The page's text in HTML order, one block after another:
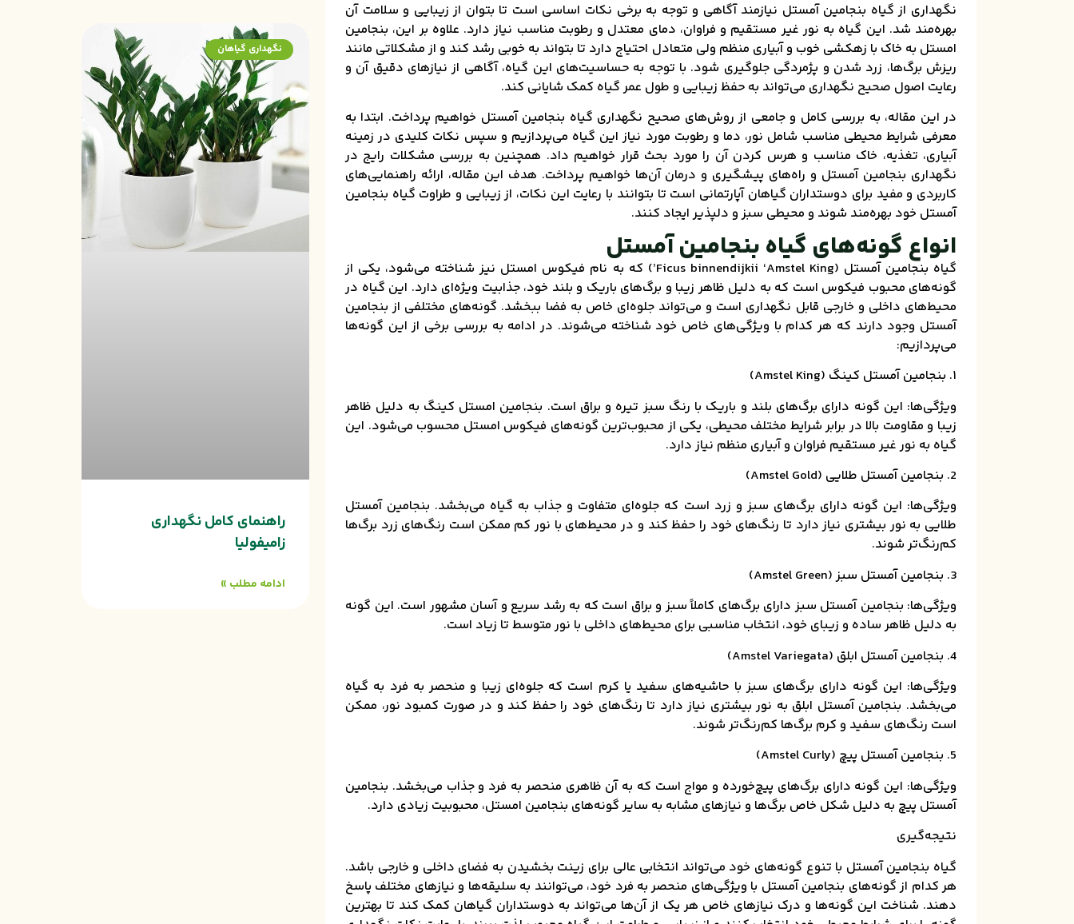
نگهداری از گیاه بنجامین آمستل نیازمند آگاهی و توجه به برخی نکات اساسی است تا بتوان از زیبایی و سلامت آن
بهره‌مند شد. این گیاه به نور غیر مستقیم و فراوان، دمای معتدل و رطوبت مناسب نیاز دارد. علاوه بر این، بنجامین
امستل به خاک با زهکشی خوب و آبیاری منظم ولی متعادل احتیاج دارد تا بتواند به خوبی رشد کند و از مشکلاتی مانند
ریزش برگ‌ها، زرد شدن و پژمردگی جلوگیری شود. با توجه به حساسیت‌های این گیاه، آگاهی از نیازهای دقیق آن و
رعایت اصول صحیح نگهداری می‌تواند به حفظ زیبایی و طول عمر گیاه کمک شایانی کند.
در این مقاله، به بررسی کامل و جامعی از روش‌های صحیح نگهداری گیاه بنجامین آمستل خواهیم پرداخت. ابتدا به
معرفی شرایط محیطی مناسب شامل نور، دما و رطوبت مورد نیاز این گیاه می‌پردازیم و سپس نکات کلیدی در زمینه
آبیاری، تغذیه، خاک مناسب و هرس کردن آن را مورد بحث قرار خواهیم داد. همچنین به بررسی مشکلات رایج در
نگهداری بنجامین آمستل و راه‌های پیشگیری و درمان آن‌ها خواهیم پرداخت. هدف این مقاله، ارائه راهنمایی‌های
کاربردی و مفید برای دوستداران گیاهان آپارتمانی است تا بتوانند با رعایت این نکات، از زیبایی و طراوت گیاه بنجامین
آمستل خود بهره‌مند شوند و محیطی سبز و دلپذیر ایجاد کنند.
انواع گونه‌های گیاه بنجامین آمستل
گیاه بنجامین آمستل (Ficus binnendijkii ‘Amstel King’) که به نام فیکوس امستل نیز شناخته می‌شود، یکی از
گونه‌های محبوب فیکوس است که به دلیل ظاهر زیبا و برگ‌های باریک و بلند خود، جذابیت ویژه‌ای دارد. این گیاه در
محیط‌های داخلی و خارجی قابل نگهداری است و می‌تواند جلوه‌ای خاص به فضا ببخشد. گونه‌های مختلفی از بنجامین
آمستل وجود دارند که هر کدام با ویژگی‌های خاص خود شناخته می‌شوند. در ادامه به بررسی برخی از این گونه‌ها
می‌پردازیم:
۱. بنجامین آمستل کینگ (Amstel King)
ویژگی‌ها: این گونه دارای برگ‌های بلند و باریک با رنگ سبز تیره و براق است. بنجامین امستل کینگ به دلیل ظاهر
زیبا و مقاومت بالا در برابر شرایط مختلف محیطی، یکی از محبوب‌ترین گونه‌های فیکوس امستل محسوب می‌شود. این
گیاه به نور غیر مستقیم فراوان و آبیاری منظم نیاز دارد.
2. بنجامین آمستل طلایی (Amstel Gold)
ویژگی‌ها: این گونه دارای برگ‌های سبز و زرد است که جلوه‌ای متفاوت و جذاب به گیاه می‌بخشد. بنجامین آمستل
طلایی به نور بیشتری نیاز دارد تا رنگ‌های خود را حفظ کند و در محیط‌های با نور کم ممکن است رنگ‌های زرد برگ‌ها
کم‌رنگ‌تر شوند.
3. بنجامین آمستل سبز (Amstel Green)
ویژگی‌ها: بنجامین آمستل سبز دارای برگ‌های کاملاً سبز و براق است که به رشد سریع و آسان مشهور است. این گونه
به دلیل ظاهر ساده و زیبای خود، انتخاب مناسبی برای محیط‌های داخلی با نور متوسط تا زیاد است.
4. بنجامین آمستل ابلق (Amstel Variegata)
ویژگی‌ها: این گونه دارای برگ‌های سبز با حاشیه‌های سفید یا کرم است که جلوه‌ای زیبا و منحصر به فرد به گیاه
می‌بخشد. بنجامین آمستل ابلق به نور بیشتری نیاز دارد تا رنگ‌های خود را حفظ کند و در صورت کمبود نور، ممکن
است رنگ‌های سفید و کرم برگ‌ها کم‌رنگ‌تر شوند.
5. بنجامین آمستل پیچ (Amstel Curly)
ویژگی‌ها: این گونه دارای برگ‌های پیچ‌خورده و مواج است که به آن ظاهری منحصر به فرد و جذاب می‌بخشد. بنجامین
آمستل پیچ به دلیل شکل خاص برگ‌ها و نیازهای مشابه به سایر گونه‌های بنجامین امستل، محبوبیت زیادی دارد.
نتیجه‌گیری
گیاه بنجامین آمستل با تنوع گونه‌های خود می‌تواند انتخابی عالی برای زینت بخشیدن به فضای داخلی و خارجی باشد.
هر کدام از گونه‌های بنجامین آمستل با ویژگی‌های منحصر به فرد خود، می‌توانند به سلیقه‌ها و نیازهای مختلف پاسخ
دهند. شناخت این گونه‌ها و درک نیازهای خاص هر یک از آن‌ها می‌تواند به دوستداران گیاهان کمک کند تا بهترین
نگهداری گیاهان
راهنمای کامل نگهداری
زامیفولیا
ادامه مطلب »